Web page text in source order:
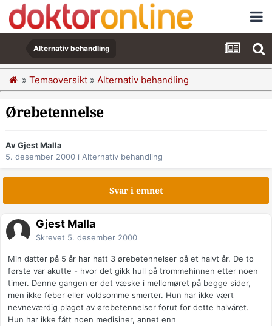
Alternativ behandling
» Temaoversikt » Alternativ behandling
Ørebetennelse
Av Gjest Malla
5. desember 2000 i Alternativ behandling
Svar i emnet
Gjest Malla
Skrevet 5. desember 2000
Min datter på 5 år har hatt 3 ørebetennelser på et halvt år. De to
første var akutte - hvor det gikk hull på trommehinnen etter noen
timer. Denne gangen er det væske i mellomøret på begge sider,
men ikke feber eller voldsomme smerter. Hun har ikke vært
nevneværdig plaget av ørebetennelser forut for dette halvåret.
Hun har ikke fått noen medisiner, annet enn